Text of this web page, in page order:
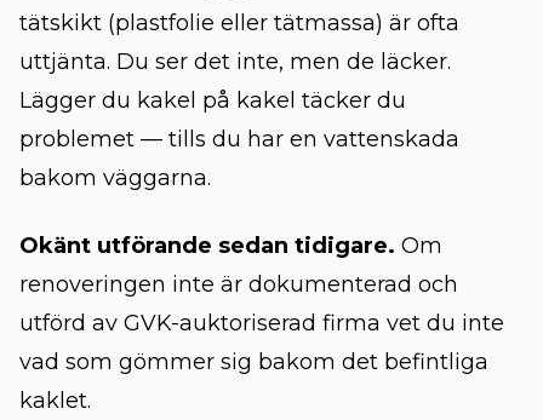
tätskikt (plastfolie eller tätmassa) är ofta
uttjänta. Du ser det inte, men de läcker.
Lägger du kakel på kakel täcker du
problemet — tills du har en vattenskada
bakom väggarna.
Okänt utförande sedan tidigare. Om
renoveringen inte är dokumenterad och
utförd av GVK-auktoriserad firma vet du inte
vad som gömmer sig bakom det befintliga
kaklet.